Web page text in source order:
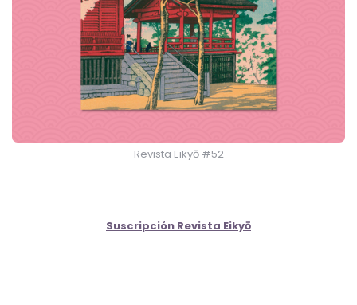
Revista Eikyō #52
Suscripción Revista Eikyō